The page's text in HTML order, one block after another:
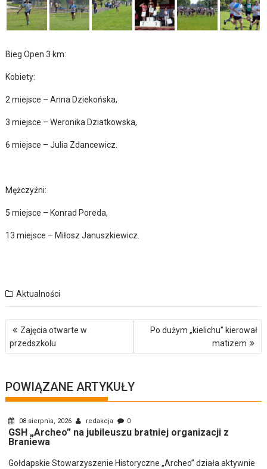
Bieg Open 3 km:
Kobiety:
2 miejsce – Anna Dziekońska,
3 miejsce – Weronika Dziatkowska,
6 miejsce – Julia Zdancewicz.
Mężczyźni:
5 miejsce – Konrad Poreda,
13 miejsce – Miłosz Januszkiewicz.
Aktualności
Nawigacja
wpisu
Zajęcia otwarte w
przedszkolu
Po dużym „kielichu” kierował
matizem
POWIĄZANE ARTYKUŁY
08 sierpnia, 2026 redakcja 0
GSH „Archeo” na jubileuszu bratniej organizacji z
Braniewa
Gołdapskie Stowarzyszenie Historyczne „Archeo” działa aktywnie